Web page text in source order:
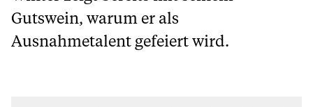
Gutswein, warum er als
Ausnahmetalent gefeiert wird.